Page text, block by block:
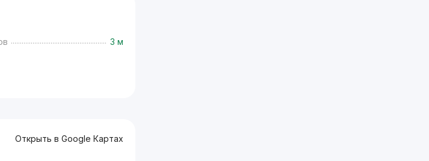
3 м
Открыть в Google Картах